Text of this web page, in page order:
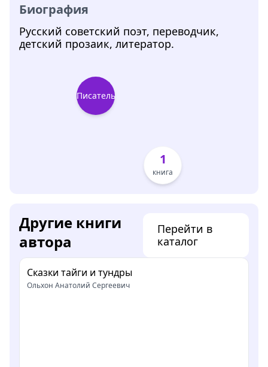
Биография
Русский советский поэт, переводчик,
детский прозаик, литератор.
Писатель
1
книга
Другие книги
автора
Перейти в
каталог
Сказки тайги и тундры
Ольхон Анатолий Сергеевич